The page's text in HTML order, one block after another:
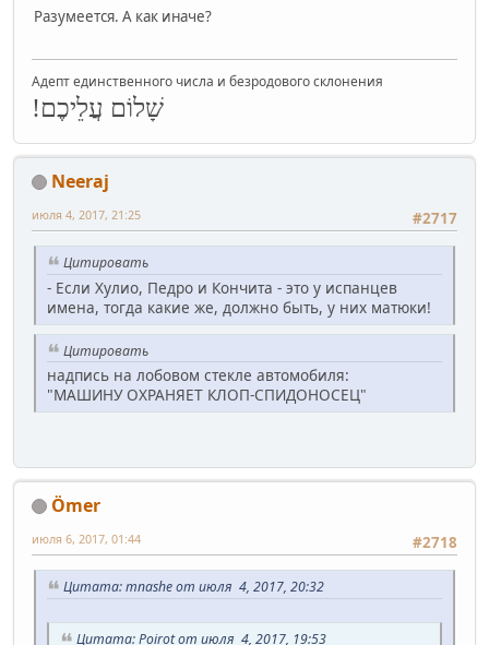
Разумеется. А как иначе?
Адепт единственного числа и безродового склонения
שָׁלוֹם עֲלֵיכֶם!
Neeraj
#2717
июля 4, 2017, 21:25
Цитировать
- Если Хулио, Педро и Кончита - это у испанцев
имена, тогда какие же, должно быть, у них матюки!
Цитировать
надпись на лобовом стекле автомобиля:
"МАШИНУ ОХРАНЯЕТ КЛОП-СПИДОНОСЕЦ"
Ömer
#2718
июля 6, 2017, 01:44
Цитата: mnashe от июля 4, 2017, 20:32
Цитата: Poirot от июля 4, 2017, 19:53